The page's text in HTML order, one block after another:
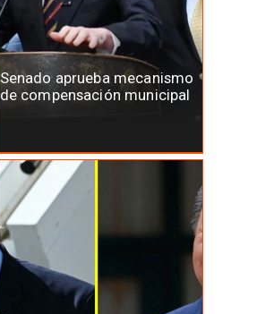
Senado aprueba mecanismo
de compensación municipal